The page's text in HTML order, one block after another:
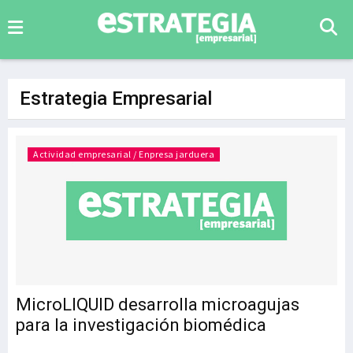
Estrategia Empresarial
MicroLIQUID desarrolla microagujas
para la investigación biomédica
Actividad empresarial / Enpresa jarduera